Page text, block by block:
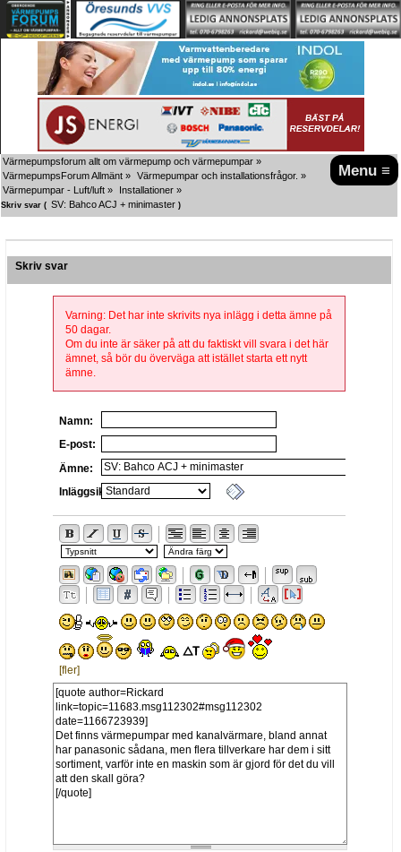
Menu ≡
Värmepumpsforum allt om värmepump och värmepumpar »
VärmepumpsForum Allmänt » Värmepumpar och installationsfrågor. »
Värmepumpar - Luft/luft » Installationer »
Skriv svar ( SV: Bahco ACJ + minimaster )
Skriv svar
Varning: Det har inte skrivits nya inlägg i detta ämne på
50 dagar.
Om du inte är säker på att du faktiskt vill svara i det här
ämnet, så bör du överväga att istället starta ett nytt
ämne.
Namn:
E-post:
Ämne:
Inläggsikon:
[fler]